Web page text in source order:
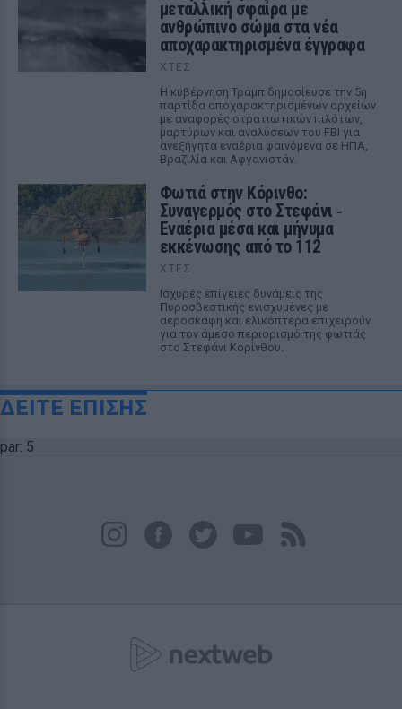
μεταλλική σφαίρα με
ανθρώπινο σώμα στα νέα
αποχαρακτηρισμένα έγγραφα
ΧΤΕΣ
Η κυβέρνηση Τραμπ δημοσίευσε την 5η
παρτίδα αποχαρακτηρισμένων αρχείων
με αναφορές στρατιωτικών πιλότων,
μαρτύρων και αναλύσεων του FBI για
ανεξήγητα εναέρια φαινόμενα σε ΗΠΑ,
Βραζιλία και Αφγανιστάν.
Φωτιά στην Κόρινθο:
Συναγερμός στο Στεφάνι ‑
Εναέρια μέσα και μήνυμα
εκκένωσης από το 112
ΧΤΕΣ
Ισχυρές επίγειες δυνάμεις της
Πυροσβεστικής ενισχυμένες με
αεροσκάφη και ελικόπτερα επιχειρούν
για τον άμεσο περιορισμό της φωτιάς
στο Στεφάνι Κορίνθου.
ΔΕΙΤΕ ΕΠΙΣΗΣ
par: 5